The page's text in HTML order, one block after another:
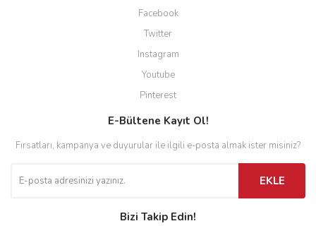
Facebook
Twitter
Instagram
Youtube
Pinterest
E-Bültene Kayıt Ol!
Fırsatları, kampanya ve duyurular ile ilgili e-posta almak ister misiniz?
EKLE
Bizi Takip Edin!